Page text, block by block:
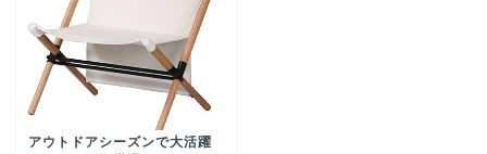
アウトドアシーズンで大活躍